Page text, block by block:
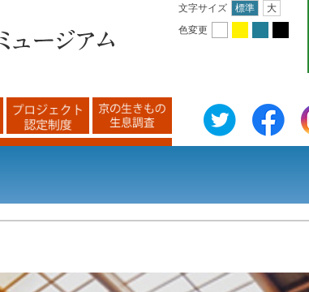
文字サイズ 標準 大
色変更